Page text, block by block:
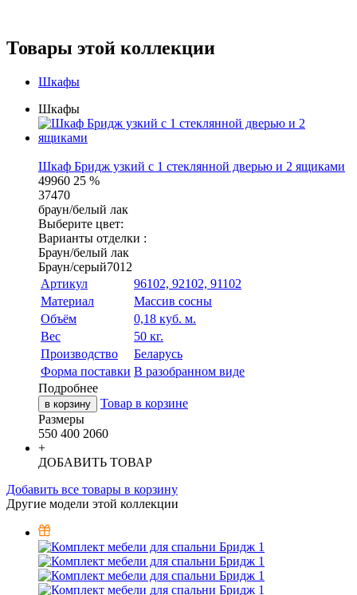
Товары этой коллекции
Шкафы
Шкафы
Шкаф Бридж узкий с 1 стеклянной дверью и 2 ящиками
49960 25 %
37470
браун/белый лак
Выберите цвет:
Варианты отделки :
Браун/белый лак
Браун/серый7012
Артикул
96102, 92102, 91102
Материал
Массив сосны
Объём
0,18 куб. м.
Вес
50 кг.
Производство
Беларусь
Форма поставки В разобранном виде
Подробнее
в корзину
Товар в корзине
Размеры
550 400 2060
+
ДОБАВИТЬ ТОВАР
Добавить все товары в корзину
Другие модели этой коллекции